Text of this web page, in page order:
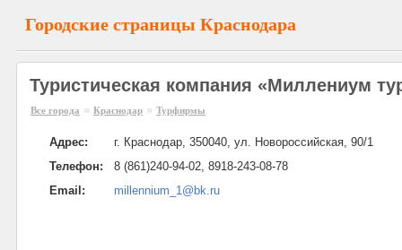
Городские страницы Краснодара
Туристическая компания «Миллениум
Все города » Краснодар » Турфирмы
Адрес:
г. Краснодар, 350040, ул. Новороссийская, 90/1
Телефон:
8 (861)240-94-02, 8918-243-08-78
Email:
millennium_1@bk.ru